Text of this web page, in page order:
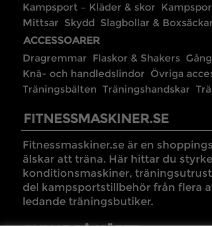
Kampsport – Kläder & skor
Mittsar Skydd Slagbollar & Boxsäckar
ACCESSOARER
Dragremmar Flaskor & Shakers
Knä- och handledslindor Övriga
Träningsbälten Träningshandskar
FITNESSMASKINER.SE
Fitnessmaskiner.se är en
älskar att träna. Här hittar du
konditionsmaskiner,
del kampsportstillbehör från flera
ledande träningsbutiker.